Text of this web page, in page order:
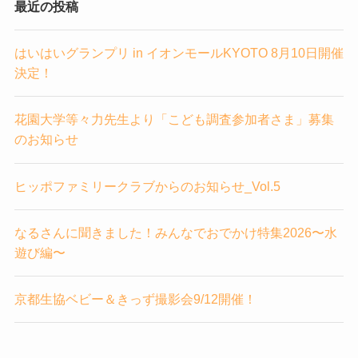
最近の投稿
はいはいグランプリ in イオンモールKYOTO 8月10日開催
決定！
花園大学等々力先生より「こども調査参加者さま」募集
のお知らせ
ヒッポファミリークラブからのお知らせ_Vol.5
なるさんに聞きました！みんなでおでかけ特集2026〜水
遊び編〜
京都生協ベビー＆きっず撮影会9/12開催！